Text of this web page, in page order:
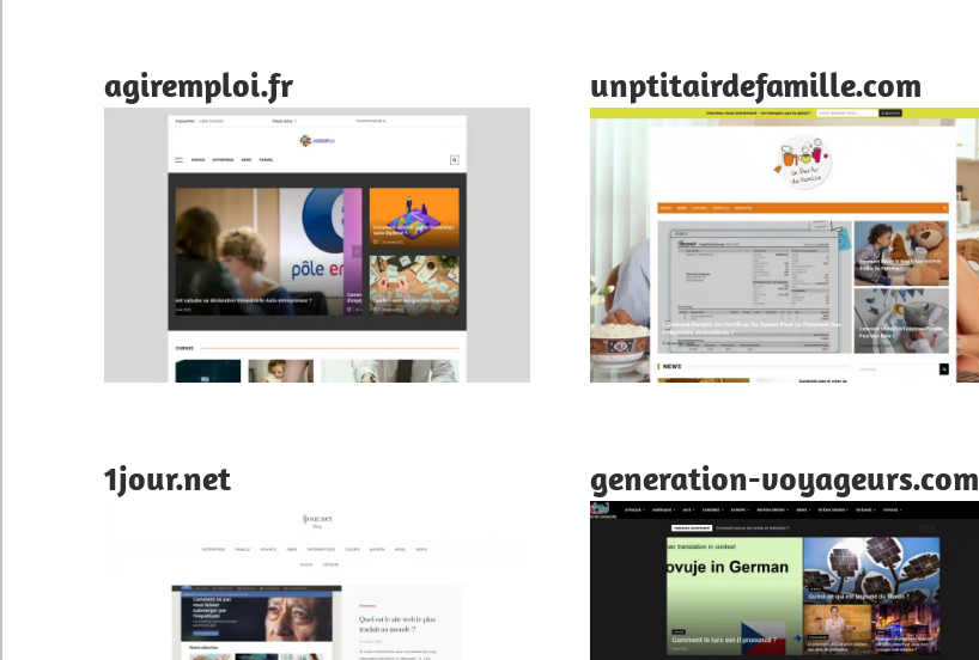
agiremploi.fr unptitairdefamille.com
1jour.net generation-voyageurs.com